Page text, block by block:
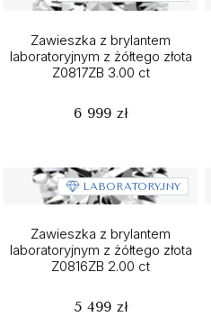
Zawieszka z brylantem
laboratoryjnym z żółtego złota
Z0817ZB 3.00 ct
6 999 zł
LABORATORYJNY
Zawieszka z brylantem
laboratoryjnym z żółtego złota
Z0816ZB 2.00 ct
5 499 zł